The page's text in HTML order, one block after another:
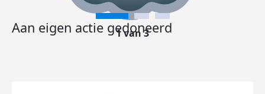
Aan eigen actie gedoneerd
1 van 3